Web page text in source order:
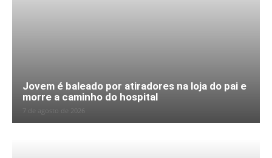
Jovem é baleado por atiradores na loja do pai e
morre a caminho do hospital
7 de agosto de 2026